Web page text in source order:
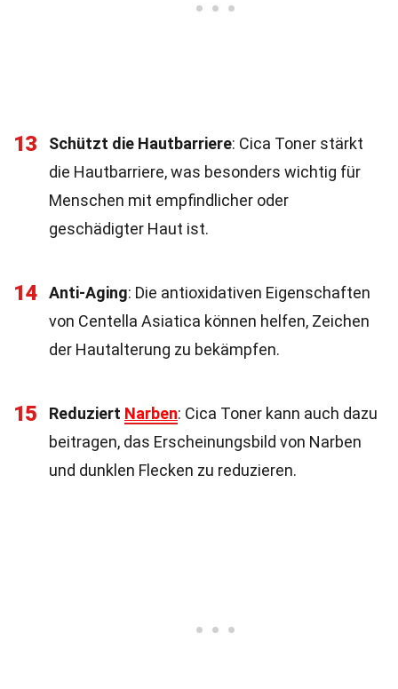
13 Schützt die Hautbarriere: Cica Toner stärkt
die Hautbarriere, was besonders wichtig für
Menschen mit empfindlicher oder
geschädigter Haut ist.
14 Anti-Aging: Die antioxidativen Eigenschaften
von Centella Asiatica können helfen, Zeichen
der Hautalterung zu bekämpfen.
15 Reduziert Narben: Cica Toner kann auch dazu
beitragen, das Erscheinungsbild von Narben
und dunklen Flecken zu reduzieren.